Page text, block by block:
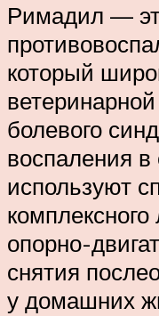
Римадил —
который
болевого
воспаления в
используют
опорно-
снятия
у домашних